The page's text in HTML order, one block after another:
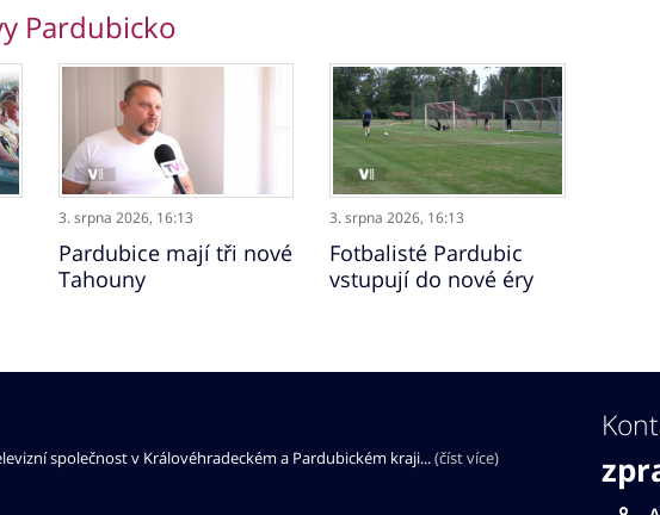
Pardubicko
3. srpna 2026, 16:13
Pardubice mají tři nové
Tahouny
3. srpna 2026, 16:13
Fotbalisté Pardubic
vstupují do nové éry
společnost v Královéhradeckém a Pardubickém kraji...(číst více)